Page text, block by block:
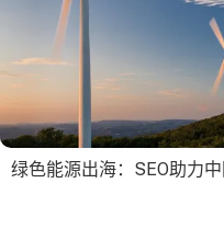
绿色能源出海：SEO助力